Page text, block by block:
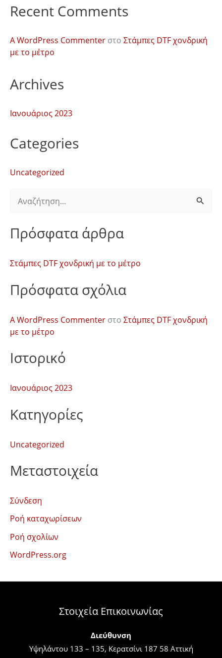
Recent Comments
A WordPress Commenter στο Στάμπες DTF χονδρική
με το μέτρο
Archives
Ιανουάριος 2023
Categories
Uncategorized
ή
η
η
ι
:
Πρόσφατα άρθρα
Στάμπες DTF χονδρική με το μέτρο
Πρόσφατα σχόλια
A WordPress Commenter στο Στάμπες DTF χονδρική
με το μέτρο
Ιστορικό
Ιανουάριος 2023
Kατηγορίες
Uncategorized
Μεταστοιχεία
Σύνδεση
Ροή καταχωρίσεων
Ροή σχολίων
WordPress.org
Στοιχεία Επικοινωνίας
Διεύθυνση
Υψηλάντου 133 – 135, Κερατσίνι 187 58 Αττική